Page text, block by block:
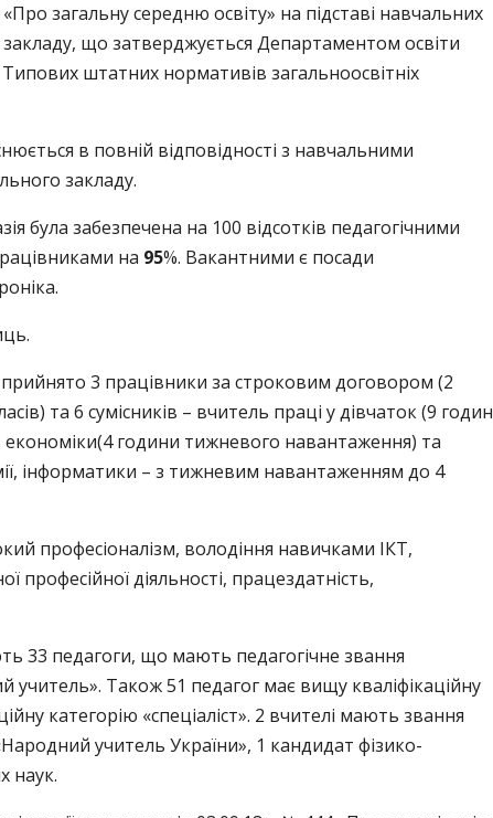
загальну середню освіту» на підставі навчальних
що затверджується Департаментом освіти
Типових штатних нормативів загальноосвітніх
в повній відповідності з навчальними
закладу.
була забезпечена на 100 відсотків педагогічними
на 95%. Вакантними є посади
3 працівники за строковим договором (2
та 6 сумісників – вчитель праці у дівчаток (9 годин
години тижневого навантаження) та
інформатики – з тижневим навантаженням до 4
професіоналізм, володіння навичками ІКТ,
професійної діяльності, працездатність,
33 педагоги, що мають педагогічне звання
Також 51 педагог має вищу кваліфікаційну
категорію «спеціаліст». 2 вчителі мають звання
учитель України», 1 кандидат фізико-
наук.